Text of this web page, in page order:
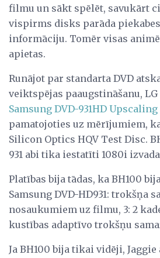
filmu un sākt spēlēt, savukārt
vispirms disks parāda
informāciju. Tomēr visas
apietas.
Runājot par standarta DVD
veiktspējas paaugstināšanu,
Samsung DVD-931HD
pamatojoties uz mērījumiem,
Silicon Optics HQV Test Disc.
931 abi tika iestatīti 1080i
Platības bija tādas, ka BH100
Samsung DVD-HD931: trokšņa
nosaukumiem uz filmu, 3: 2
kustības adaptīvo trokšņu
Ja BH100 bija tikai vidēji,